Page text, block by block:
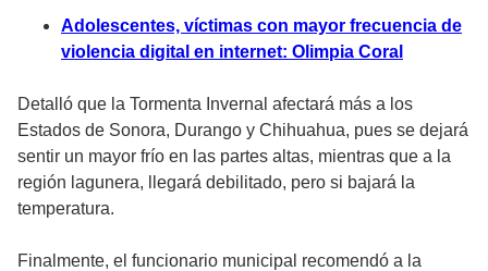
Adolescentes, víctimas con mayor frecuencia de
violencia digital en internet: Olimpia Coral
Detalló que la Tormenta Invernal afectará más a los
Estados de Sonora, Durango y Chihuahua, pues se dejará
sentir un mayor frío en las partes altas, mientras que a la
región lagunera, llegará debilitado, pero si bajará la
temperatura.
Finalmente, el funcionario municipal recomendó a la